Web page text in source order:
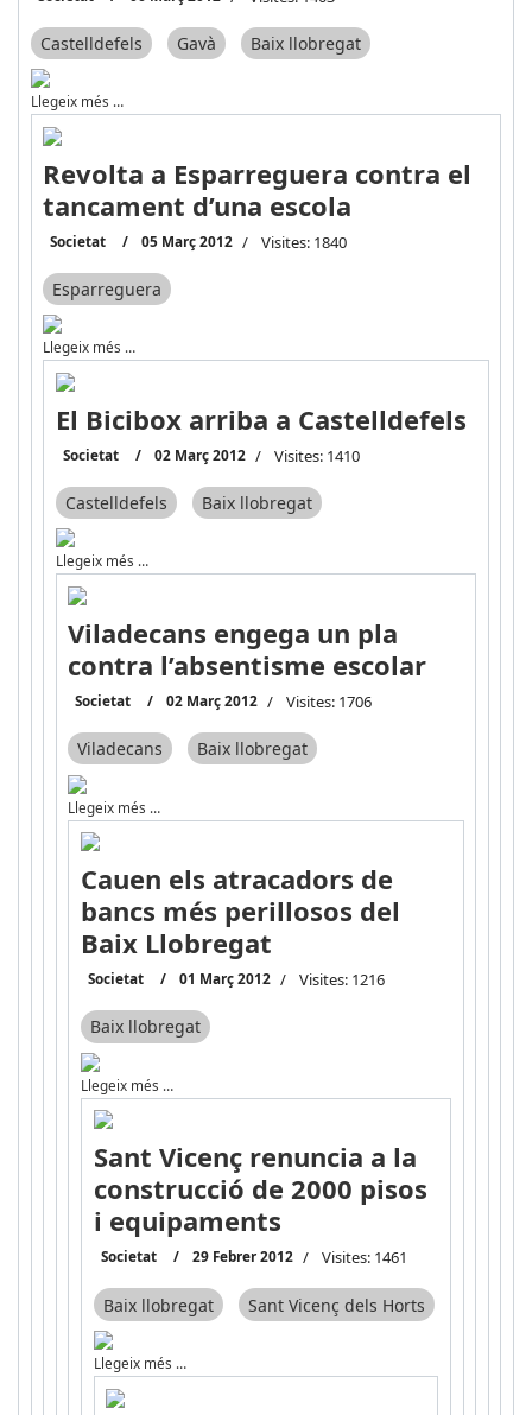
Castelldefels Gavà Baix llobregat
Llegeix més …
Revolta a Esparreguera contra el
tancament d’una escola
Societat 05 Març 2012 Visites: 1840
Esparreguera
Llegeix més …
El Bicibox arriba a Castelldefels
Societat 02 Març 2012 Visites: 1410
Castelldefels Baix llobregat
Llegeix més …
Viladecans engega un pla
contra l’absentisme escolar
Societat 02 Març 2012 Visites: 1706
Viladecans Baix llobregat
Llegeix més …
Cauen els atracadors de
bancs més perillosos del
Baix Llobregat
Societat 01 Març 2012 Visites: 1216
Baix llobregat
Llegeix més …
Sant Vicenç renuncia a la
construcció de 2000 pisos
i equipaments
Societat 29 Febrer 2012 Visites: 1461
Baix llobregat Sant Vicenç dels Horts
Llegeix més …